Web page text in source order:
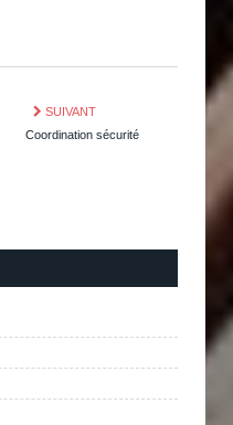
SUIVANT
Coordination sécurité